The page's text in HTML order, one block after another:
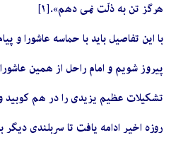
هرگز تن به ذلّت نمى‏ دهم‏».[١]
با این تفاصیل باید با حماسه عاشورا و
پیروز شویم و امام راحل از همین
روزه اخیر ادامه یافت تا سربلندی دیگر